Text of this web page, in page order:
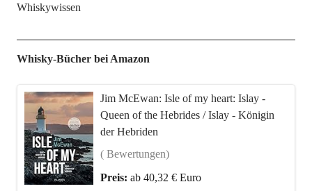
Whiskywissen
Whisky-Bücher bei Amazon
Jim McEwan: Isle of my heart: Islay -
Queen of the Hebrides / Islay - Königin
der Hebriden
( Bewertungen)
Preis: ab 40,32 € Euro